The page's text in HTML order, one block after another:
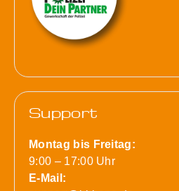
Support
Montag bis Freitag:
9:00 – 17:00 Uhr
E-Mail: